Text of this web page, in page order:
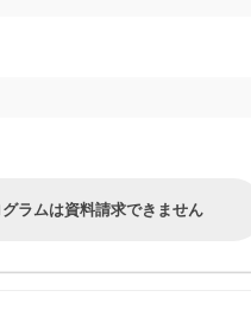
ラムは資料請求できません